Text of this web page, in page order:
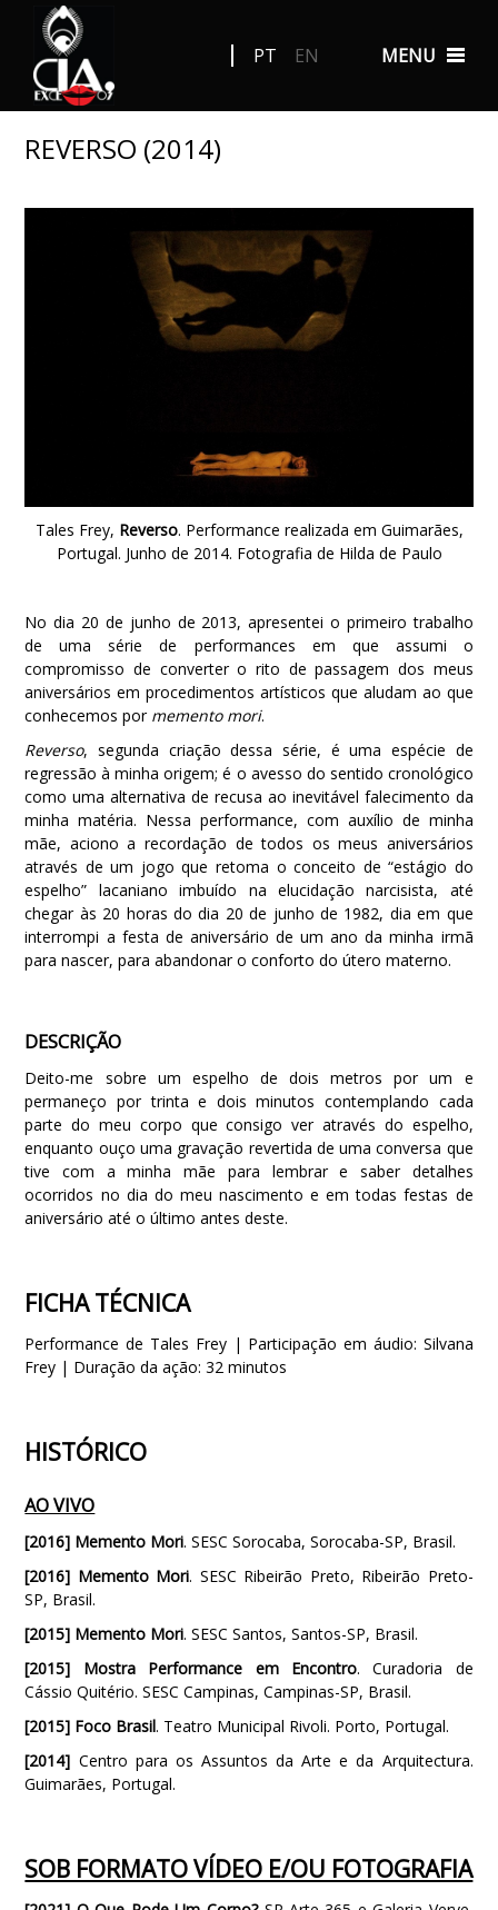
MENU
PT EN
REVERSO (2014)
Tales Frey, Reverso. Performance realizada em Guimarães,
Portugal. Junho de 2014. Fotografia de Hilda de Paulo
No dia 20 de junho de 2013, apresentei o primeiro trabalho
de uma série de performances em que assumi o
compromisso de converter o rito de passagem dos meus
aniversários em procedimentos artísticos que aludam ao que
conhecemos por memento mori.
Reverso, segunda criação dessa série, é uma espécie de
regressão à minha origem; é o avesso do sentido cronológico
como uma alternativa de recusa ao inevitável falecimento da
minha matéria. Nessa performance, com auxílio de minha
mãe, aciono a recordação de todos os meus aniversários
através de um jogo que retoma o conceito de “estágio do
espelho” lacaniano imbuído na elucidação narcisista, até
chegar às 20 horas do dia 20 de junho de 1982, dia em que
interrompi a festa de aniversário de um ano da minha irmã
para nascer, para abandonar o conforto do útero materno.
DESCRIÇÃO
Deito-me sobre um espelho de dois metros por um e
permaneço por trinta e dois minutos contemplando cada
parte do meu corpo que consigo ver através do espelho,
enquanto ouço uma gravação revertida de uma conversa que
tive com a minha mãe para lembrar e saber detalhes
ocorridos no dia do meu nascimento e em todas festas de
aniversário até o último antes deste.
FICHA TÉCNICA
Performance de Tales Frey | Participação em áudio: Silvana
Frey | Duração da ação: 32 minutos
HISTÓRICO
AO VIVO
[2016] Memento Mori. SESC Sorocaba, Sorocaba-SP, Brasil.
[2016] Memento Mori. SESC Ribeirão Preto, Ribeirão Preto-
SP, Brasil.
[2015] Memento Mori. SESC Santos, Santos-SP, Brasil.
[2015]
Mostra Performance em Encontro. Curadoria de
Cássio Quitério. SESC Campinas, Campinas-SP, Brasil.
[2015] Foco Brasil. Teatro Municipal Rivoli. Porto, Portugal.
[2014] Centro para os Assuntos da Arte e da Arquitectura.
Guimarães, Portugal.
SOB FORMATO VÍDEO E/OU FOTOGRAFIA